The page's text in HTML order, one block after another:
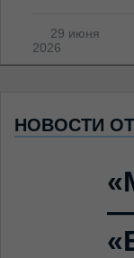
29 июня
2026
НОВОСТИ
—